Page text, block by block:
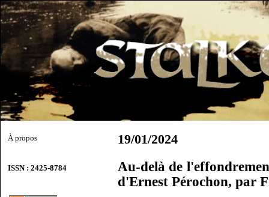
À propos
ISSN : 2425-8784
19/01/2024
Au-delà de
d'Ernest Pérochon, par